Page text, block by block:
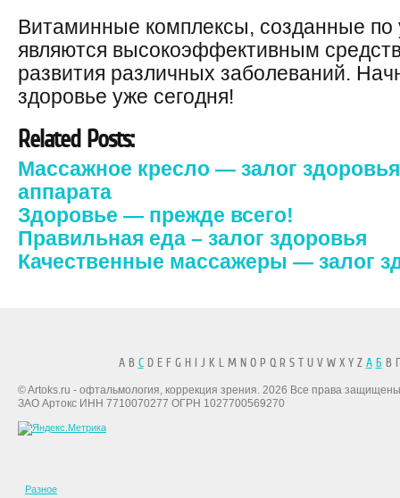
Витаминные комплексы, созданные
являются высокоэффективным
развития различных заболеваний.
здоровье уже сегодня!
Related Posts:
Массажное кресло — залог
аппарата
Здоровье — прежде всего!
Правильная еда – залог здоровья
Качественные массажеры — залог
A B CD E F G H I J K L M N O P Q R S T U V W X Y Z А БВ
© Artoks.ru - офтальмология, коррекция зрения. 2026 Все права
ЗАО Артокс ИНН 7710070277 ОГРН 1027700569270
Разное